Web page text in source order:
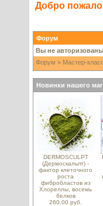
Добро
Форум
Вы не
Форум » Мастер-
Новинки нашего
DERMOSCULPT
(Дермоскальпт) -
фактор клеточного
роста
фибробластов из
Хлореллы, восемь
белков
260.00 руб.